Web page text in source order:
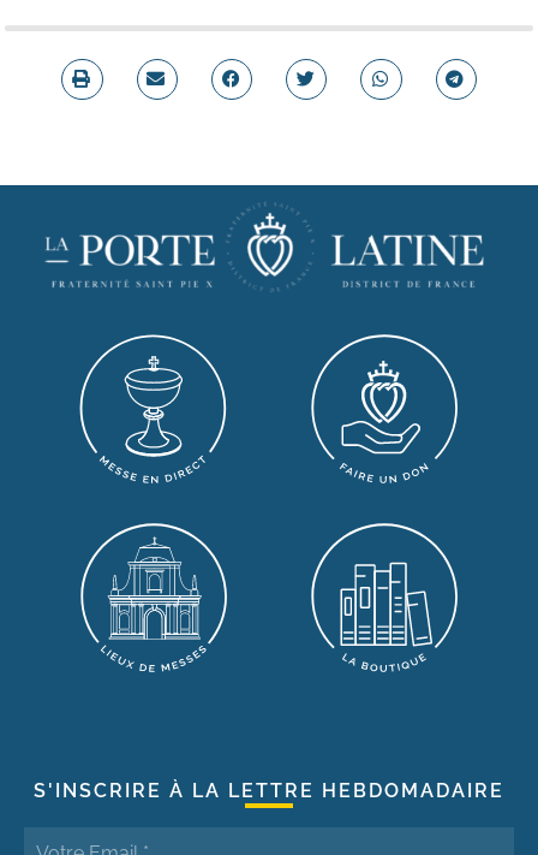
S'INSCRIRE À LA LETTRE HEBDOMADAIRE